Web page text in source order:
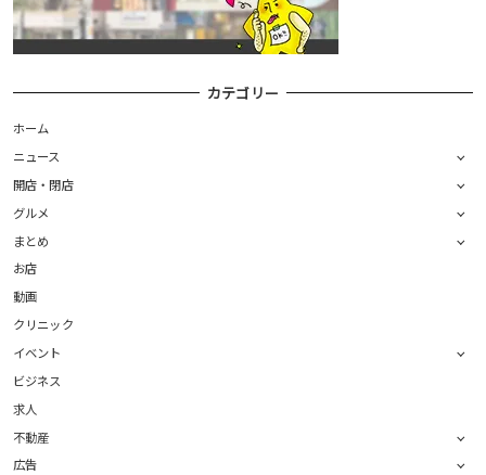
カテゴリー
ホーム
ニュース
開店・閉店
グルメ
まとめ
お店
動画
クリニック
イベント
ビジネス
求人
不動産
広告